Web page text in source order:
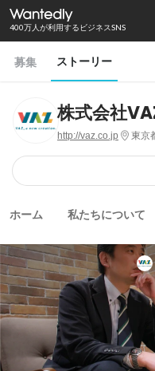
400万人が利用するビジネスSNS
募集 ストーリー
株式会社
http://vaz.co.jp 東京
ホーム 私たちについて